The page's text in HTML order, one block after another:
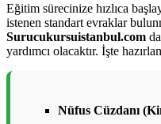
Eğitim sürecinize hızlıca
istenen standart evraklar
Surucukursuistanbul.com
yardımcı olacaktır. İşte
Nüfus Cüzdanı